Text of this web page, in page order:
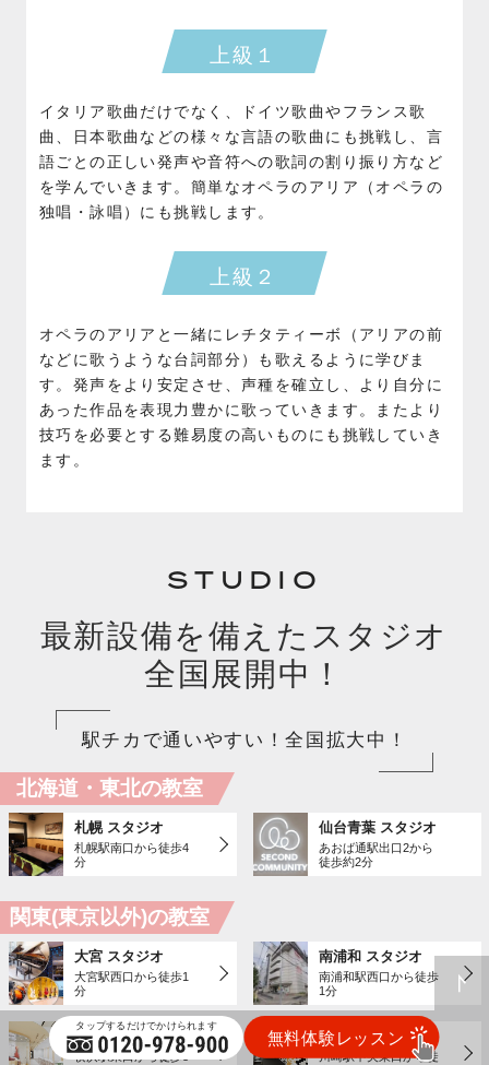
上級１
イタリア歌曲だけでなく、ドイツ歌曲やフランス歌
曲、日本歌曲などの様々な言語の歌曲にも挑戦し、言
語ごとの正しい発声や音符への歌詞の割り振り方など
を学んでいきます。簡単なオペラのアリア（オペラの
独唱・詠唱）にも挑戦します。
上級２
オペラのアリアと一緒にレチタティーボ（アリアの前
などに歌うような台詞部分）も歌えるように学びま
す。発声をより安定させ、声種を確立し、より自分に
あった作品を表現力豊かに歌っていきます。またより
技巧を必要とする難易度の高いものにも挑戦していき
ます。
STUDIO
最新設備を備えたスタジオ
全国展開中！
駅チカで通いやすい！全国拡大中！
北海道・東北の教室
札幌 スタジオ
札幌駅南口から徒歩4
分
仙台青葉 スタジオ
あおば通駅出口2から
徒歩約2分
関東(東京以外)の教室
大宮 スタジオ
大宮駅西口から徒歩1
分
南浦和 スタジオ
南浦和駅西口から徒歩
1分
横浜 スタジオ
横浜駅東口から徒歩3
川崎 スタジオ
川崎駅中央東口から徒